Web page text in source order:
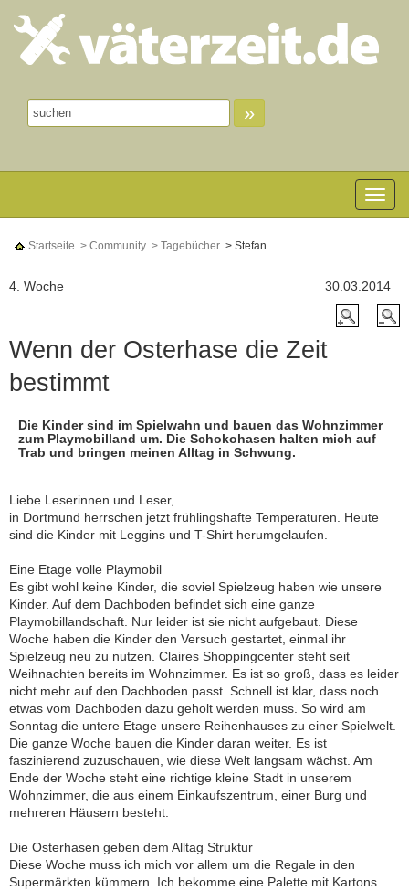
»
Toggle
Startseite > Community > Tagebücher > Stefan
30.03.2014
4. Woche
Wenn der Osterhase die Zeit
bestimmt
Die Kinder sind im Spielwahn und bauen das Wohnzimmer
zum Playmobilland um. Die Schokohasen halten mich auf
Trab und bringen meinen Alltag in Schwung.
Liebe Leserinnen und Leser,
in Dortmund herrschen jetzt frühlingshafte Temperaturen. Heute
sind die Kinder mit Leggins und T-Shirt herumgelaufen.
Eine Etage volle Playmobil
Es gibt wohl keine Kinder, die soviel Spielzeug haben wie unsere
Kinder. Auf dem Dachboden befindet sich eine ganze
Playmobillandschaft. Nur leider ist sie nicht aufgebaut. Diese
Woche haben die Kinder den Versuch gestartet, einmal ihr
Spielzeug neu zu nutzen. Claires Shoppingcenter steht seit
Weihnachten bereits im Wohnzimmer. Es ist so groß, dass es leider
nicht mehr auf den Dachboden passt. Schnell ist klar, dass noch
etwas vom Dachboden dazu geholt werden muss. So wird am
Sonntag die untere Etage unsere Reihenhauses zu einer Spielwelt.
Die ganze Woche bauen die Kinder daran weiter. Es ist
faszinierend zuzuschauen, wie diese Welt langsam wächst. Am
Ende der Woche steht eine richtige kleine Stadt in unserem
Wohnzimmer, die aus einem Einkaufszentrum, einer Burg und
mehreren Häusern besteht.
Die Osterhasen geben dem Alltag Struktur
Diese Woche muss ich mich vor allem um die Regale in den
Supermärkten kümmern. Ich bekomme eine Palette mit Kartons